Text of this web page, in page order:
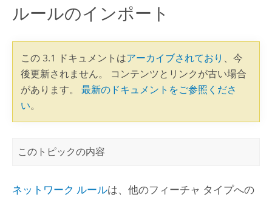
ルールのインポート
この 3.1 ドキュメントはアーカイブされており
、今
後更新されません。 コンテンツとリンクが古い場合
があります。 最新のドキュメントをご参照くださ
い。
このトピックの内容
ネットワーク ルールは、他のフィーチャ タイプへの